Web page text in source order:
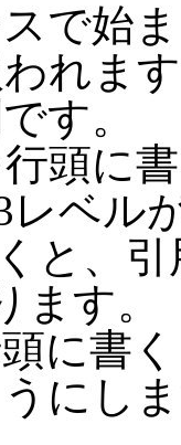
で始
れま
す。
頭に
レベル
と、
ます。
に書
にし